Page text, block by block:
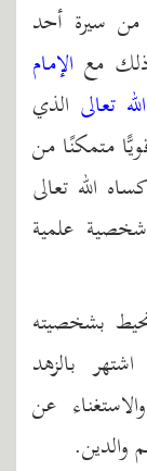
من سيرة أحد
مع الإمام
تعالى الذي
متمكنًا من
الله تعالى
علمية
بشخصيته
بالزهد
عن
والدين.